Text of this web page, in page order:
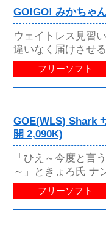
GO!GO! みかちゃ
ウェイトレス見習
違いなく届けさせ
フリーソフト
GOE(WLS) Shark
開 2,090K)
「ひえ～今度と言
～」ときょろ氏 ナ
フリーソフト